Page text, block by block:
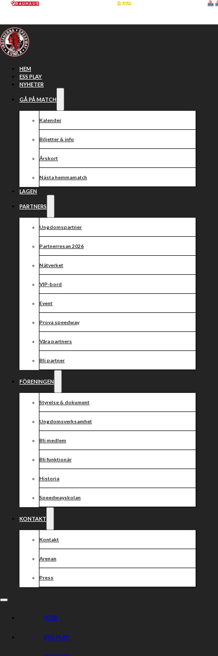
Hoppa till huvudinnehåll
HEM
ESS PLAY
NYHETER
GÅ PÅ MATCH
Kalender
Biljetter & info
Årskort
Nästa hemmamatch
LAGEN
PARTNERS
Ungdomspartner
Partnerresan 2026
Nätverket
VIP-bord
Event
Prova speedway
Våra partners
Bli partner
FÖRENINGEN
Styrelse & dokument
Ungdomsverksamhet
Bli medlem
Bli funktionär
Historia
Speedwayskolan
KONTAKT
Kontakt
Arenan
Press
HEM
ESS PLAY
Ursäkta
väntan